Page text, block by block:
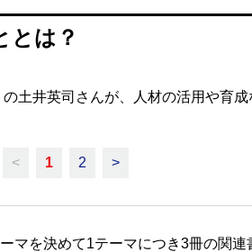
とは？
土井英司さんが、人材の活用や育
< 1 2 >
マを決めて1テーマにつき3冊の関